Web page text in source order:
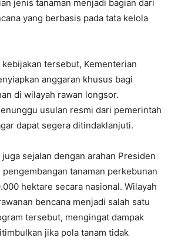
jenis tanaman menjadi bagian dari
yang berbasis pada tata kelola
tersebut, Kementerian
anggaran khusus bagi
di wilayah rawan longsor.
usulan resmi dari pemerintah
dapat segera ditindaklanjuti.
sejalan dengan arahan Presiden
tanaman perkebunan
hektare secara nasional. Wilayah
bencana menjadi salah satu
tersebut, mengingat dampak
jika pola tanam tidak